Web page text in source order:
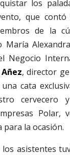
los
que
de la
María
Negocio
, director
cata
cervecero
Polar,
para la ocasión.
los asistentes